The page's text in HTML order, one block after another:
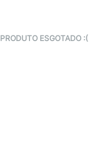
PRODUTO ESGOTADO :(